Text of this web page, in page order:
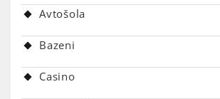
Avtošola
Bazeni
Casino